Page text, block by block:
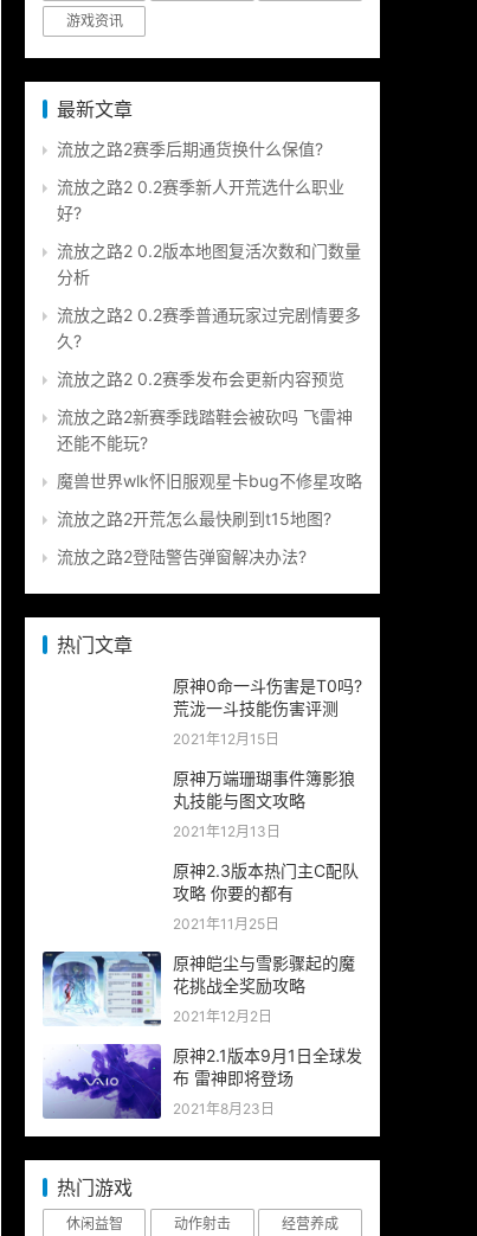
游戏资讯
最新文章
流放之路2赛季后期通货换什么保值?
流放之路2 0.2赛季新人开荒选什么职业
好?
流放之路2 0.2版本地图复活次数和门数量
分析
流放之路2 0.2赛季普通玩家过完剧情要多
久?
流放之路2 0.2赛季发布会更新内容预览
流放之路2新赛季践踏鞋会被砍吗 飞雷神
还能不能玩?
魔兽世界wlk怀旧服观星卡bug不修星攻略
流放之路2开荒怎么最快刷到t15地图?
流放之路2登陆警告弹窗解决办法?
热门文章
原神0命一斗伤害是T0吗?
荒泷一斗技能伤害评测
2021年12月15日
原神万端珊瑚事件簿影狼
丸技能与图文攻略
2021年12月13日
原神2.3版本热门主C配队
攻略 你要的都有
2021年11月25日
原神皑尘与雪影骤起的魔
花挑战全奖励攻略
2021年12月2日
原神2.1版本9月1日全球发
布 雷神即将登场
2021年8月23日
热门游戏
休闲益智 动作射击 经营养成